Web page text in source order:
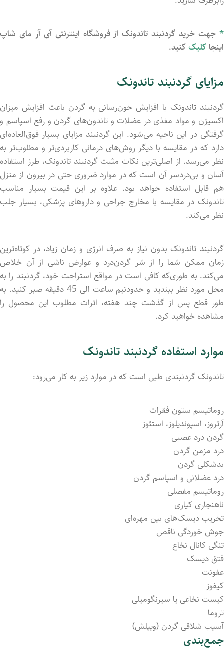
* جهت خرید گردنبند تاندونک از فروشگاه اینترنتی آی آر مای شاپ
اینجاکلیککنید.
مزایای گردنبند تاندونک
گردنبند تاندونک با افزایش خون‌رسانی به گردن باعث افزایش میزان
اکسیژن و مواد مغذی در عضلات و تاندون‌های گردن و رفع اسپاسم و
گرفتگی در این ناحیه می‌شود. این گردنبند مزایای بسیار فوق‌العاده‌ای
دارد که در مقایسه با دیگر روش‌های درمانی کاربردی‌تر و مطلوب‌تر به
نظر می‌رسد. از اصلی‌ترین نکات مثبت گردنبند تاندونک، طرز استفاده
آسان و بی‌دردسر آن است که در موارد ضروری حتی در بیرون از منزل
هم قابل استفاده خواهد بود. علاوه بر این قیمت بسیار مناسب
تاندونک در مقایسه با مخارج جراحی و داروهای پزشکی، بسیار جلب
نظر می‌کند.
گردنبند تاندونک بدون نیاز به صرف انرژی و زمان زیاد، در کوتاه‌ترین
زمان ممکن شما را از شر گردن‌درد و عوارض ناشی از آن خلاص
می‌کند. به طوری‌که کافی‌ است در مواقع استراحت خود، گردنبند را به
محل مورد نظر ببندید و حدودنیم ساعت الی 45 دقیقه صبر کنید. به
طور قطع پس از گذشت چند هفته، اثرات مطلوب این محصول را
مشاهده خواهید کرد.
موارد استفاده گردنبند تاندونک
تاندونک گردنبندی طبی است که در موارد زیر به کار می‌رود:
روماتیسم ستون فقرات
آرتروز، اسپوندیلوز، استئوز
گردن درد عصبی
درد مزمن گردن
بدشکلی گردن
درد عضلانی و اسپاسم گردن
روماتیسم مفصلی
ناهنجاری کیاری
تخریب دیسک‌های بین مهره‌ای
جوش خوردگی ناقص
تنگی کانال نخاع
فتق دیسک
عفونت
کیفوز
کیست نخاعی یا سیرنگومیلی
تروما
آسيب شلاقی گردن (ویپلش)
جمع‌بندی